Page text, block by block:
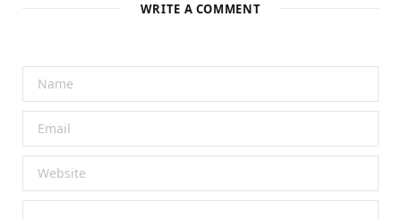
WRITE A COMMENT